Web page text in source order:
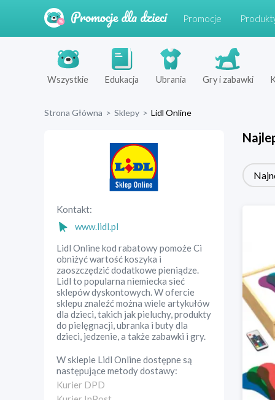
Promocje
Wszystkie Edukacja Ubrania Gry i zabawki
Strona Główna > Sklepy > Lidl Online
Kontakt:
www.lidl.pl
Lidl Online kod rabatowy pomoże Ci
obniżyć wartość koszyka i
zaoszczędzić dodatkowe pieniądze.
Lidl to popularna niemiecka sieć
sklepów dyskontowych. W ofercie
sklepu znaleźć można wiele artykułów
dla dzieci, takich jak pieluchy, produkty
do pielęgnacji, ubranka i buty dla
dzieci, jedzenie, a także zabawki i gry.
W sklepie Lidl Onlinedostępne są
następujące metody dostawy:
Kurier DPD